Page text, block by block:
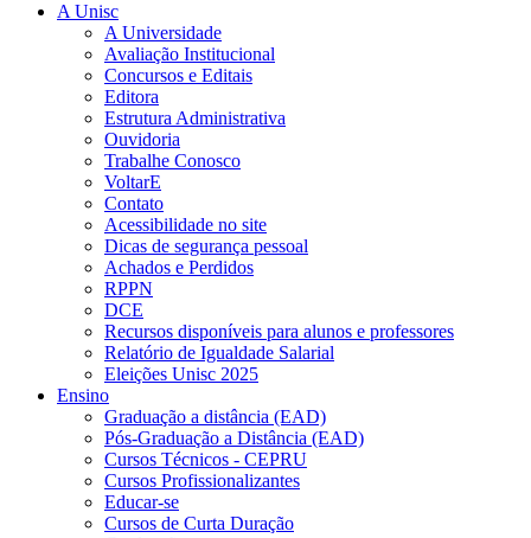
A Unisc
A Universidade
Avaliação Institucional
Concursos e Editais
Editora
Estrutura Administrativa
Ouvidoria
Trabalhe Conosco
VoltarE
Contato
Acessibilidade no site
Dicas de segurança pessoal
Achados e Perdidos
RPPN
DCE
Recursos disponíveis para alunos e professores
Relatório de Igualdade Salarial
Eleições Unisc 2025
Ensino
Graduação a distância (EAD)
Pós-Graduação a Distância (EAD)
Cursos Técnicos - CEPRU
Cursos Profissionalizantes
Educar-se
Cursos de Curta Duração